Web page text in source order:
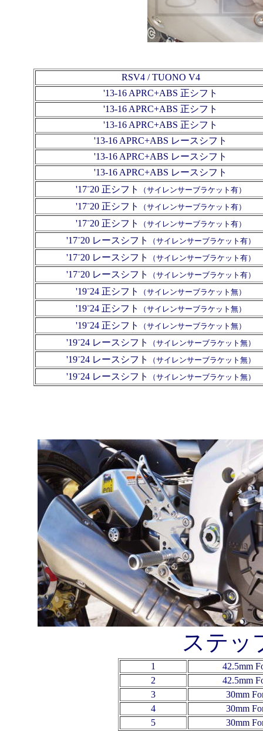
RSV4 / TUONO V4
'13-16 APRC+ABS 正シフト
'13-16 APRC+ABS 正シフト
'13-16 APRC+ABS 正シフト
'13-16 APRC+ABS レースシフト
'13-16 APRC+ABS レースシフト
'13-16 APRC+ABS レースシフト
'17⁻20 正シフト
（サイレンサーブラケット有）
'17⁻20 正シフト （サイレンサーブラケット有）
'17⁻20 正シフト （サイレンサーブラケット有）
'17⁻20 レースシフト （サイレンサーブラケット有）
'17⁻20 レースシフト （サイレンサーブラケット有）
'17⁻20 レースシフト （サイレンサーブラケット有）
'19⁻24 正シフト （サイレンサーブラケット無）
'19⁻24 正シフト （サイレンサーブラケット無）
'19⁻24 正シフト （サイレンサーブラケット無）
'19⁻24 レースシフト （サイレンサーブラケット無）
'19⁻24 レースシフト （サイレンサーブラケット無）
'19⁻24 レースシフト （サイレンサーブラケット無）
ステッ
1
42.5mm
2
42.5mm
3
30mm
4
30mm
5
30mm